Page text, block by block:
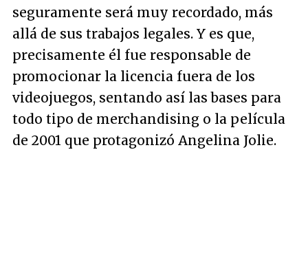
seguramente será muy recordado, más
allá de sus trabajos legales. Y es que,
precisamente él fue responsable de
promocionar la licencia fuera de los
videojuegos, sentando así las bases para
todo tipo de merchandising o la película
de 2001 que protagonizó Angelina Jolie.